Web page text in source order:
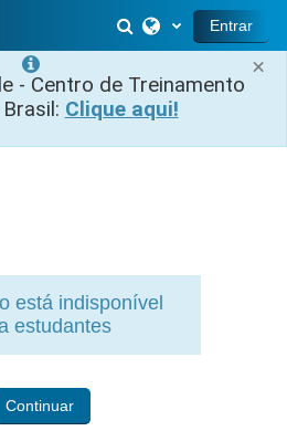
×
- Centro de Treinamento
Clique aqui!
Alternar entrada
Entrar
está indisponível
estudantes
Continuar